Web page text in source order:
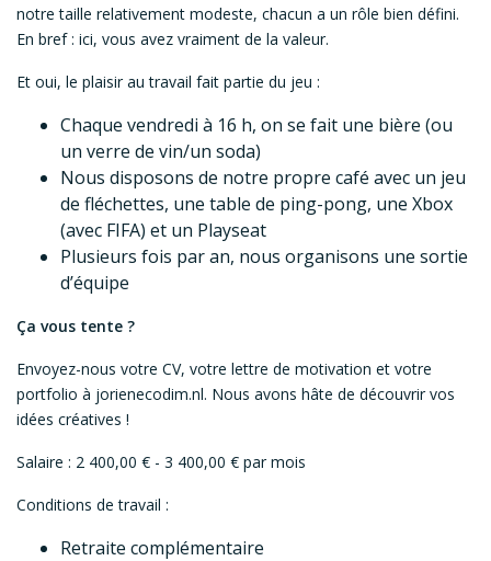
notre taille relativement modeste, chacun a un rôle bien défini.
En bref : ici, vous avez vraiment de la valeur.
Et oui, le plaisir au travail fait partie du jeu :
Chaque vendredi à 16 h, on se fait une bière (ou
un verre de vin/un soda)
Nous disposons de notre propre café avec un jeu
de fléchettes, une table de ping-pong, une Xbox
(avec FIFA) et un Playseat
Plusieurs fois par an, nous organisons une sortie
d’équipe
Ça vous tente ?
Envoyez-nous votre CV, votre lettre de motivation et votre
portfolio à jorienecodim.nl. Nous avons hâte de découvrir vos
idées créatives !
Salaire : 2 400,00 € - 3 400,00 € par mois
Conditions de travail :
Retraite complémentaire